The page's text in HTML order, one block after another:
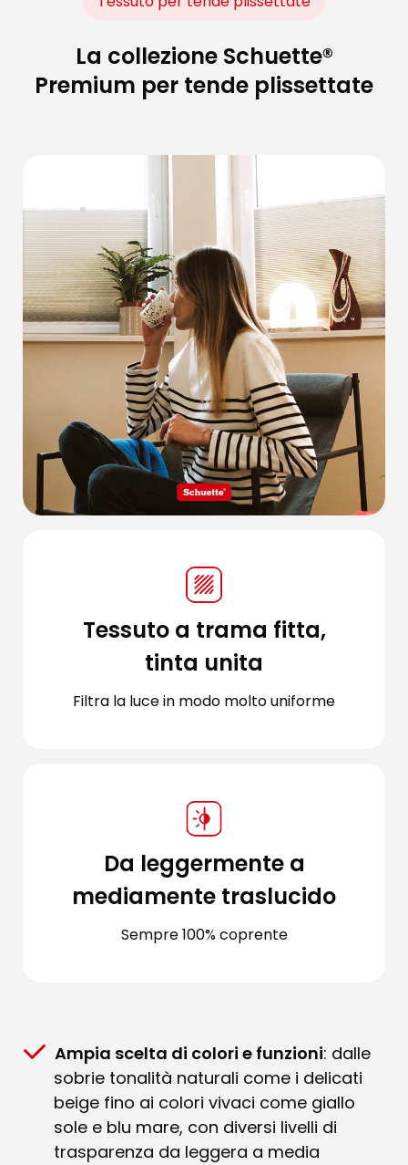
La collezione Schuette®
Premium per tende plissettate
Tessuto a trama fitta,
tinta unita
Filtra la luce in modo molto uniforme
Da leggermente a
mediamente traslucido
Sempre 100% coprente
Ampia scelta di colori e funzioni: dalle
sobrie tonalità naturali come i delicati
beige fino ai colori vivaci come giallo
sole e blu mare, con diversi livelli di
trasparenza da leggera a media